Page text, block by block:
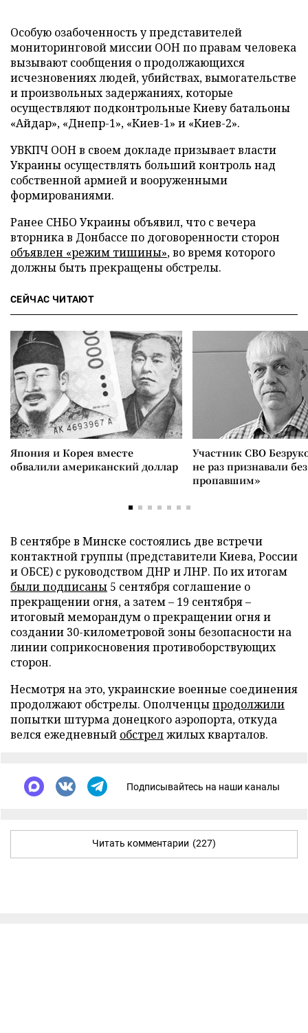
Особую озабоченность у представителей
мониторинговой миссии ООН по правам человека
вызывают сообщения о продолжающихся
исчезновениях людей, убийствах, вымогательстве
и произвольных задержаниях, которые
осуществляют подконтрольные Киеву батальоны
«Айдар», «Днепр-1», «Киев-1» и «Киев-2».
УВКПЧ ООН в своем докладе призывает власти
Украины осуществлять больший контроль над
собственной армией и вооруженными
формированиями.
Ранее СНБО Украины объявил, что с вечера
вторника в Донбассе по договоренности сторон
объявлен «режим тишины», во время которого
должны быть прекращены обстрелы.
СЕЙЧАС ЧИТАЮТ
Япония и Корея вместе
обвалили американский доллар
Участник СВО
не раз признавали
пропавшим»
В сентябре в Минске состоялись две встречи
контактной группы (представители Киева, России
и ОБСЕ) с руководством ДНР и ЛНР. По их итогам
были подписаны 5 сентября соглашение о
прекращении огня, а затем – 19 сентября –
итоговый меморандум о прекращении огня и
создании 30-километровой зоны безопасности на
линии соприкосновения противоборствующих
сторон.
Несмотря на это, украинские военные соединения
продолжают обстрелы. Ополченцыпродолжили
попытки штурма донецкого аэропорта, откуда
велся ежедневный обстрелжилых кварталов.
Подписывайтесь на наши каналы
Читать комментарии (227)